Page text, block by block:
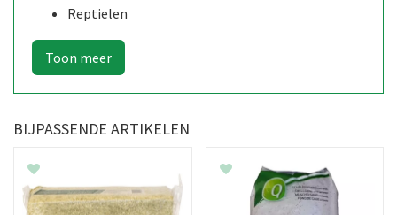
Reptielen
BIJPASSENDE ARTIKELEN